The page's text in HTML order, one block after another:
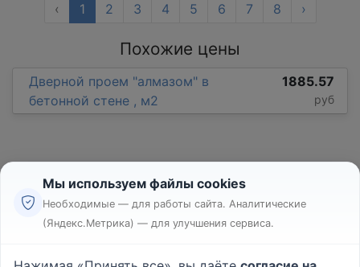
‹ 1 2 3 4 5 6 7 8 ›
Похожие цены
Дверной проем "алмазом" в
бетонной стене , м2
1885.57
руб
Реклама
Мы используем файлы cookies
Необходимые — для работы сайта. Аналитические
(Яндекс.Метрика) — для улучшения сервиса.